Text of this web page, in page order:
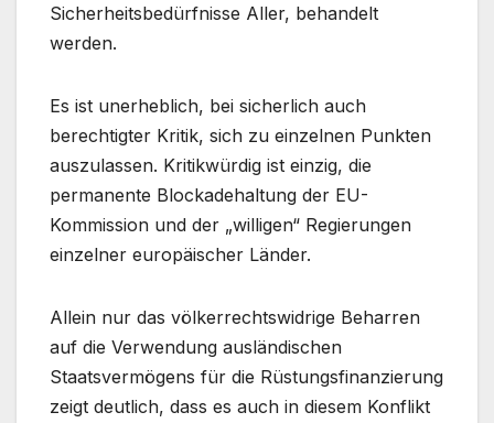
Sicherheitsbedürfnisse Aller, behandelt
werden.
Es ist unerheblich, bei sicherlich auch
berechtigter Kritik, sich zu einzelnen Punkten
auszulassen. Kritikwürdig ist einzig, die
permanente Blockadehaltung der EU-
Kommission und der „willigen“ Regierungen
einzelner europäischer Länder.
Allein nur das völkerrechtswidrige Beharren
auf die Verwendung ausländischen
Staatsvermögens für die Rüstungsfinanzierung
zeigt deutlich, dass es auch in diesem Konflikt